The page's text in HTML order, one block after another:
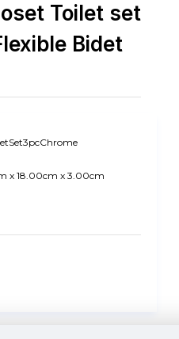
Toilet set
Bidet
x 18.00cm x 3.00cm